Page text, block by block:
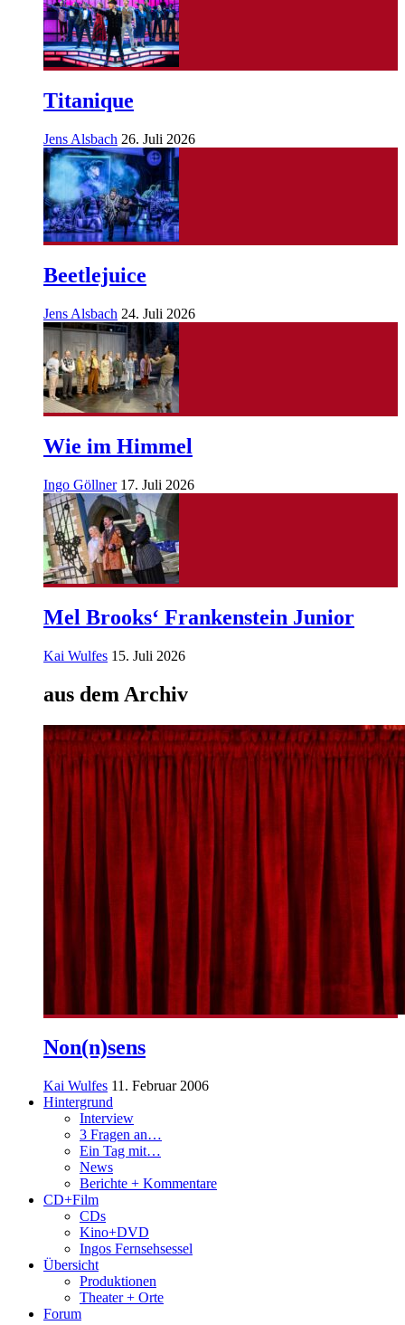
Titanique
Jens Alsbach 26. Juli 2026
Beetlejuice
Jens Alsbach 24. Juli 2026
Wie im Himmel
Ingo Göllner 17. Juli 2026
Mel Brooks‘ Frankenstein Junior
Kai Wulfes 15. Juli 2026
aus dem Archiv
Non(n)sens
Kai Wulfes 11. Februar 2006
Hintergrund
Interview
3 Fragen an…
Ein Tag mit…
News
Berichte + Kommentare
CD+Film
CDs
Kino+DVD
Ingos Fernsehsessel
Übersicht
Produktionen
Theater + Orte
Forum